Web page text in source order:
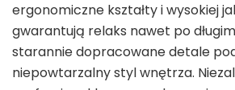
ergonomiczne kształty i wysokiej
gwarantują relaks nawet po
starannie dopracowane detale
niepowtarzalny styl wnętrza.